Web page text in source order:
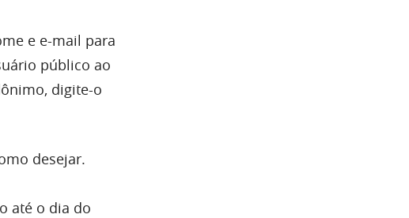
e e-mail para
público ao
digite-o
desejar.
até o dia do